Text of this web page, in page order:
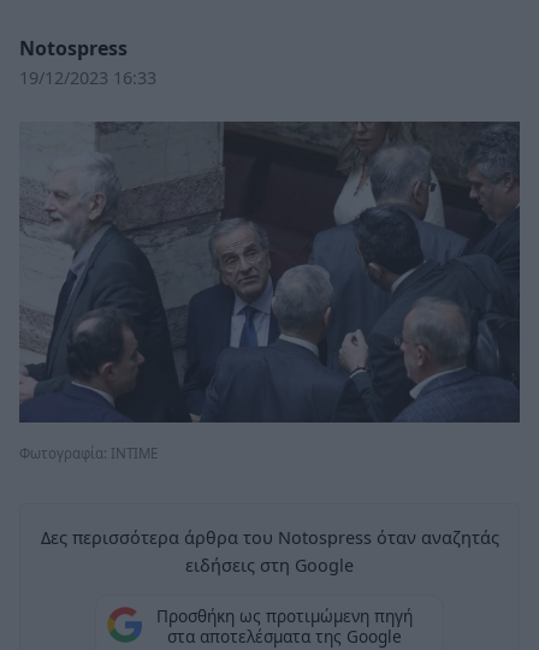
Notospress
19/12/2023 16:33
Φωτογραφία: ΙΝΤΙΜΕ
Δες περισσότερα άρθρα του Notospress όταν αναζητάς
ειδήσεις στη Google
Προσθήκη ως προτιμώμενη πηγή
στα αποτελέσματα της Google